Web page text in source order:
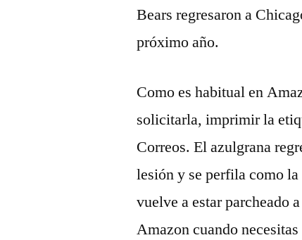
Bears regresaron a
próximo año.
Como es habitual en
solicitarla, imprimir la
Correos. El azulgrana
lesión y se perfila como
vuelve a estar parcheado
Amazon cuando